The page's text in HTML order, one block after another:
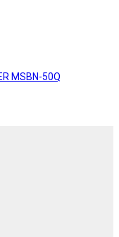
MSBN-50Q